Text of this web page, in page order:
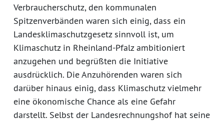
Verbraucherschutz, den kommunalen
Spitzenverbänden waren sich einig, dass ein
Landesklimaschutzgesetz sinnvoll ist, um
Klimaschutz in Rheinland-Pfalz ambitioniert
anzugehen und begrüßten die Initiative
ausdrücklich. Die Anzuhörenden waren sich
darüber hinaus einig, dass Klimaschutz vielmehr
eine ökonomische Chance als eine Gefahr
darstellt. Selbst der Landesrechnungshof hat seine